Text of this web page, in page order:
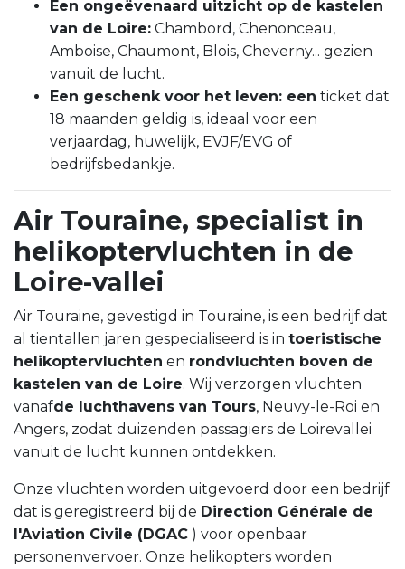
Een ongeëvenaard uitzicht op de kastelen
van de Loire: Chambord, Chenonceau,
Amboise, Chaumont, Blois, Cheverny... gezien
vanuit de lucht.
Een geschenk voor het leven: een ticket dat
18 maanden geldig is, ideaal voor een
verjaardag, huwelijk, EVJF/EVG of
bedrijfsbedankje.
Air Touraine, specialist in
helikoptervluchten in de
Loire-vallei
Air Touraine, gevestigd in Touraine, is een bedrijf dat
al tientallen jaren gespecialiseerd is in toeristische
helikoptervluchten en rondvluchten boven de
kastelen van de Loire. Wij verzorgen vluchten
vanafde luchthavens van Tours, Neuvy-le-Roi en
Angers, zodat duizenden passagiers de Loirevallei
vanuit de lucht kunnen ontdekken.
Onze vluchten worden uitgevoerd door een bedrijf
dat is geregistreerd bij de Direction Générale de
l'Aviation Civile (DGAC ) voor openbaar
personenvervoer. Onze helikopters worden